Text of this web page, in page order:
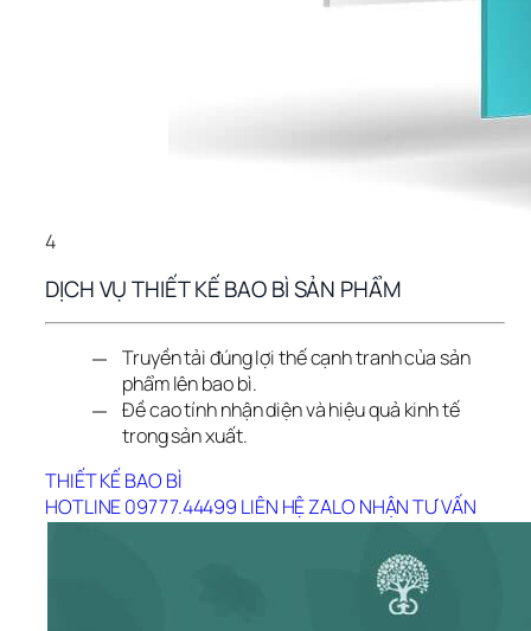
4
DỊCH VỤ THIẾT KẾ BAO BÌ SẢN PHẨM
Truyền tải đúng lợi thế cạnh tranh của sản
phẩm lên bao bì.
Đề cao tính nhận diện và hiệu quả kinh tế
trong sản xuất.
THIẾT KẾ BAO BÌ
HOTLINE 09777.44499 LIÊN HỆ ZALO NHẬN TƯ VẤN